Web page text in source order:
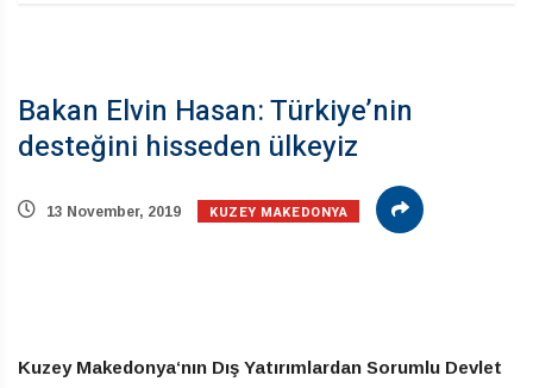
Bakan Elvin Hasan: Türkiye’nin
desteğini hisseden ülkeyiz
13 November, 2019 KUZEY MAKEDONYA
Kuzey Makedonya‘nın Dış Yatırımlardan Sorumlu Devlet